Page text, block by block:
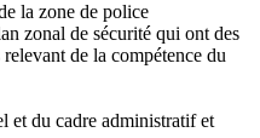
la zone de police
zonal de sécurité qui ont des
de la compétence du
et du cadre administratif et